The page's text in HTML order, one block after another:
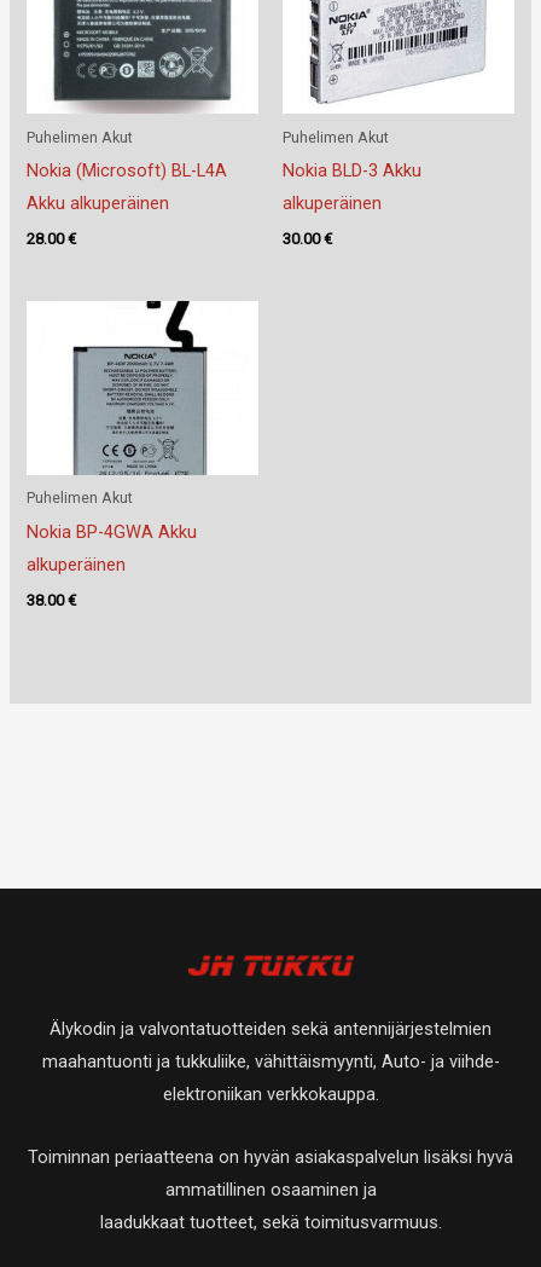
Puhelimen Akut
Nokia (Microsoft) BL-L4A
Akku alkuperäinen
28.00€
Puhelimen Akut
Nokia BLD-3 Akku
alkuperäinen
30.00€
Puhelimen Akut
Nokia BP-4GWA Akku
alkuperäinen
38.00€
Älykodin ja valvontatuotteiden sekä antennijärjestelmien
maahantuonti ja tukkuliike, vähittäismyynti, Auto- ja viihde-
elektroniikan verkkokauppa.
Toiminnan periaatteena on hyvän asiakaspalvelun lisäksi hyvä
ammatillinen osaaminen ja
laadukkaat tuotteet, sekä toimitusvarmuus.